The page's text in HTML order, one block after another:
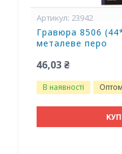
23942
Гравюра 8506
металеве перо
46,03 ₴
В наявності